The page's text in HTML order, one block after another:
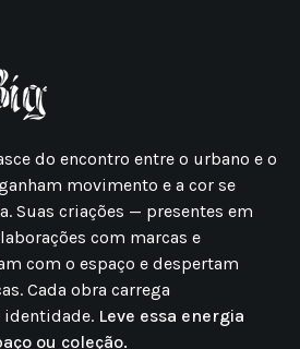
do encontro entre o urbano e o
movimento e a cor se
Suas criações — presentes em
com marcas e
com o espaço e despertam
Cada obra carrega
Leve essa energia
ou coleção.